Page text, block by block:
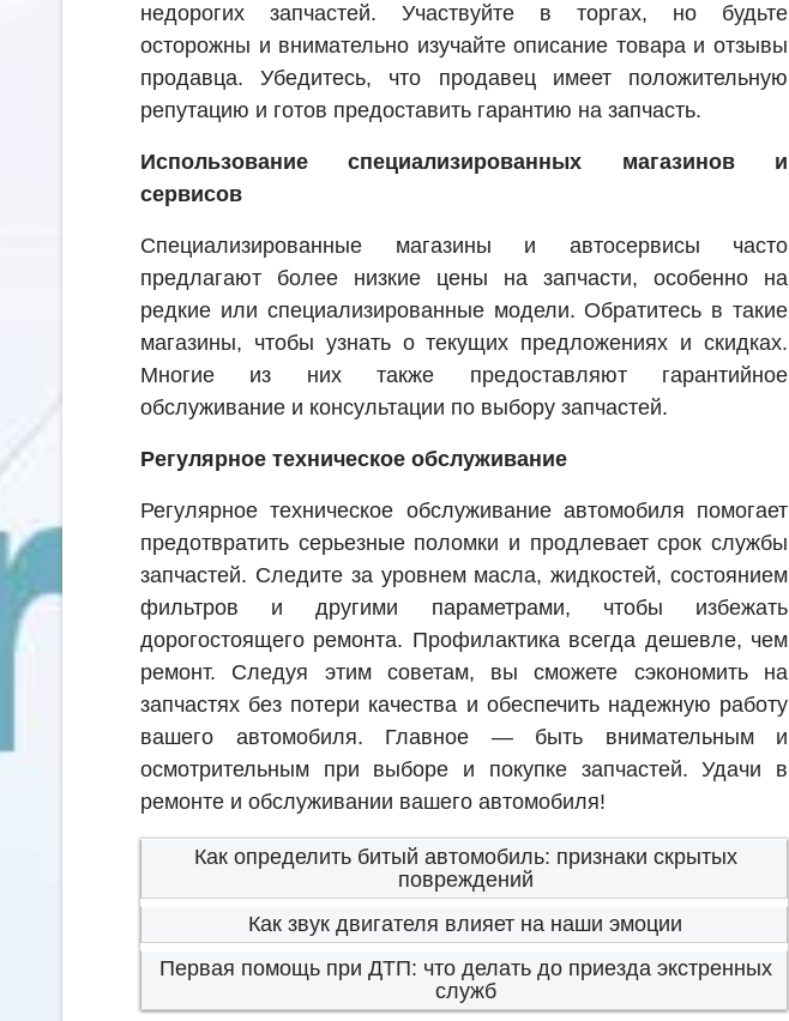
недорогих запчастей. Участвуйте в торгах, но будьте
осторожны и внимательно изучайте описание товара и отзывы
продавца. Убедитесь, что продавец имеет положительную
репутацию и готов предоставить гарантию на запчасть.
Использование специализированных магазинов и
сервисов
Специализированные магазины и автосервисы часто
предлагают более низкие цены на запчасти, особенно на
редкие или специализированные модели. Обратитесь в такие
магазины, чтобы узнать о текущих предложениях и скидках.
Многие из них также предоставляют гарантийное
обслуживание и консультации по выбору запчастей.
Регулярное техническое обслуживание
Регулярное техническое обслуживание автомобиля помогает
предотвратить серьезные поломки и продлевает срок службы
запчастей. Следите за уровнем масла, жидкостей, состоянием
фильтров и другими параметрами, чтобы избежать
дорогостоящего ремонта. Профилактика всегда дешевле, чем
ремонт. Следуя этим советам, вы сможете сэкономить на
запчастях без потери качества и обеспечить надежную работу
вашего автомобиля. Главное — быть внимательным и
осмотрительным при выборе и покупке запчастей. Удачи в
ремонте и обслуживании вашего автомобиля!
Как определить битый автомобиль: признаки скрытых
повреждений
Как звук двигателя влияет на наши эмоции
Первая помощь при ДТП: что делать до приезда экстренных
служб